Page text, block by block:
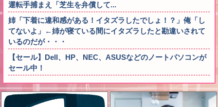
運転手捕まえ「芝生を弁償して...
姉「下着に違和感がある！イタズラしたでしょ！？」俺「し
てないよ」←姉が寝ている間にイタズラしたと勘違いされて
いるのだが・・・
【セール】Dell、HP、NEC、ASUSなどのノートパソコンが
セール中！